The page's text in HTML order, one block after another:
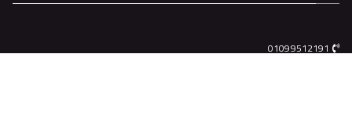
01099512191